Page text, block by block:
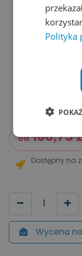
od 166,75
Dostępny na
Wycena
Polityka